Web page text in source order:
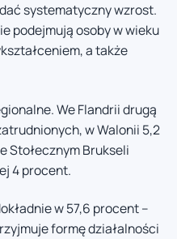
systematyczny wzrost.
podejmują osoby w wieku
a także
We Flandrii drugą
w Walonii 5,2
Stołecznym Brukseli
4 procent.
w 57,6 procent –
formę działalności